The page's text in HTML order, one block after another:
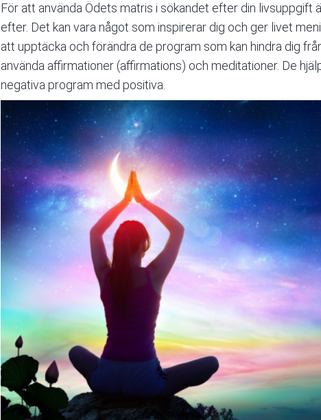
För att använda Ödets matris i sökandet efter din
efter. Det kan vara något som inspirerar dig och ger livet
att upptäcka och förändra de program som kan hindra dig
använda affirmationer (affirmations) och meditationer. De
negativa program med positiva.